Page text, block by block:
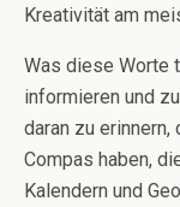
Kreativität am
Was diese Worte
informieren und
daran zu
Compas haben,
Kalendern und